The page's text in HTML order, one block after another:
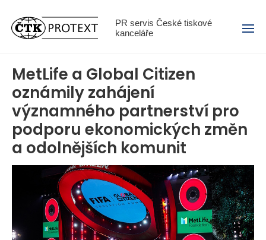
PR servis České tiskové
kanceláře
Menu
MetLife a Global Citizen
oznámily zahájení
významného partnerství pro
podporu ekonomických změn
a odolnějších komunit